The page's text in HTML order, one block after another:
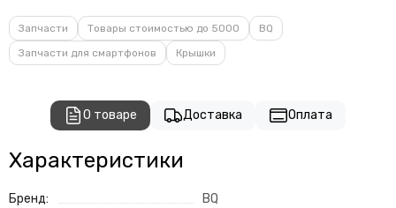
Запчасти Товары стоимостью до 5000
BQ
Запчасти для смартфонов
Крышки
О товаре Доставка Оплата
Характеристики
Бренд: BQ